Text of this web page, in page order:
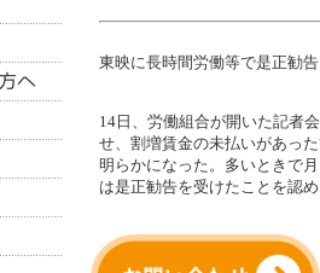
東映に長時間労働等で是正勧
14日、労働組合が開いた記者
せ、割増賃金の未払いがあっ
明らかになった。多いときで
は是正勧告を受けたことを認